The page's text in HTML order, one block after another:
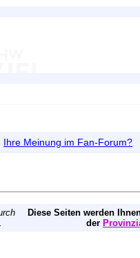
Ihre Meinung im Fan-Forum?
Diese Seiten werden
der